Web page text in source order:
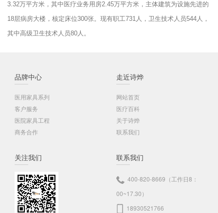
3.32万平方米，其中医疗业务用房2.45万平方米，主体建筑为设施先进的
18层病房大楼，核定床位300张。现有职工731人，卫生技术人员544人，
其中高级卫生技术人员80人。
品牌中心
医用家具系列
客户服务
医院家具工程
商务合作
走近诗烨
网站首页
医疗百科
关于诗烨
联系我们
关注我们 联系我们
400-820-8669（工作日8：
00~17.30）
18930521766